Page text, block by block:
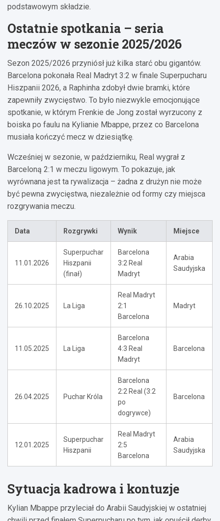
podstawowym składzie.
Ostatnie spotkania – seria
meczów w sezonie 2025/2026
Sezon 2025/2026 przyniósł już kilka starć obu gigantów.
Barcelona pokonała Real Madryt 3:2 w finale Superpucharu
Hiszpanii 2026, a Raphinha zdobył dwie bramki, które
zapewniły zwycięstwo. To było niezwykle emocjonujące
spotkanie, w którym Frenkie de Jong został wyrzucony z
boiska po faulu na Kylianie Mbappe, przez co Barcelona
musiała kończyć mecz w dziesiątkę.
Wcześniej w sezonie, w październiku, Real wygrał z
Barceloną 2:1 w meczu ligowym. To pokazuje, jak
wyrównana jest ta rywalizacja – żadna z drużyn nie może
być pewna zwycięstwa, niezależnie od formy czy miejsca
rozgrywania meczu.
Data Rozgrywki Wynik Miejsce
11.01.2026
Superpuchar
Hiszpanii
(finał)
Barcelona
3:2 Real
Madryt
Arabia
Saudyjska
26.10.2025 La Liga
Real Madryt
2:1
Barcelona
Madryt
11.05.2025 La Liga
Barcelona
4:3 Real
Madryt
Barcelona
26.04.2025 Puchar Króla
Barcelona
2:2 Real (3:2
po
dogrywce)
Barcelona
12.01.2025
Superpuchar
Hiszpanii
Real Madryt
2:5
Barcelona
Arabia
Saudyjska
Sytuacja kadrowa i kontuzje
Kylian Mbappe przyleciał do Arabii Saudyjskiej w ostatniej